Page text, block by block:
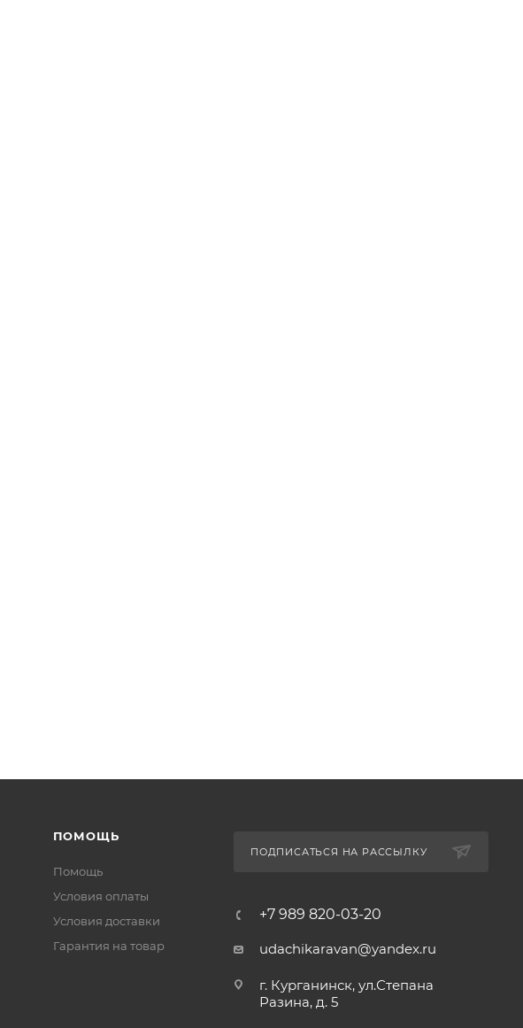
ПОМОЩЬ
Помощь
Условия оплаты
Условия доставки
Гарантия на товар
ПОДПИСАТЬСЯ НА РАССЫЛКУ
+7 989 820-03-20
udachikaravan@yandex.ru
г. Курганинск, ул.Степана
Разина, д. 5